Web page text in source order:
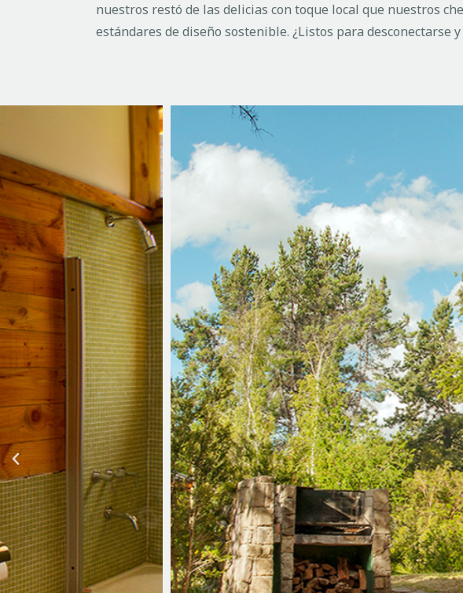
nuestros restó de las delicias con toque local que nuestros
estándares de diseño sostenible. ¿Listos para desconectarse